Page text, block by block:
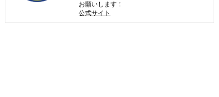
お願いします！
公式サイト